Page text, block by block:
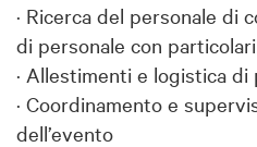
· Ricerca del personale di
di personale con
· Allestimenti e logistica
· Coordinamento e
dell’evento